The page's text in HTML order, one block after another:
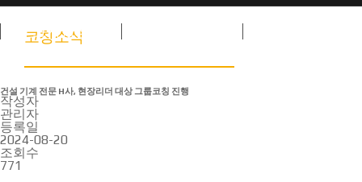
코치양성
코칭소식
건설 기계 전문 H사, 현장리더 대상 그룹코칭 진행
작성자
관리자
등록일
2024-08-20
조회수
771